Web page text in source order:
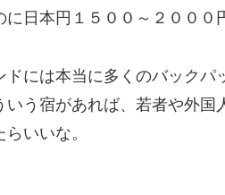
日本円１５００～２０００
には本当に多くのバック
う宿があれば、若者や外
いいな。